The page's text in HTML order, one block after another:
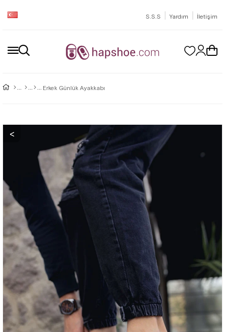
S.S.S | Yardım | İletişim
Erkek Günlük Ayakkabı